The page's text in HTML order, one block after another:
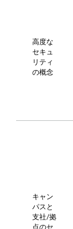
高度な
セキュ
リティ
の概念
キャン
パスと
支社/拠